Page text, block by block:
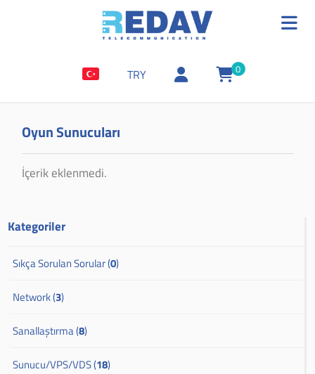
TRY 0
Oyun Sunucuları
İçerik eklenmedi.
Kategoriler
Sıkça Sorulan Sorular (0)
Network (3)
Sanallaştırma (8)
Sunucu/VPS/VDS (18)